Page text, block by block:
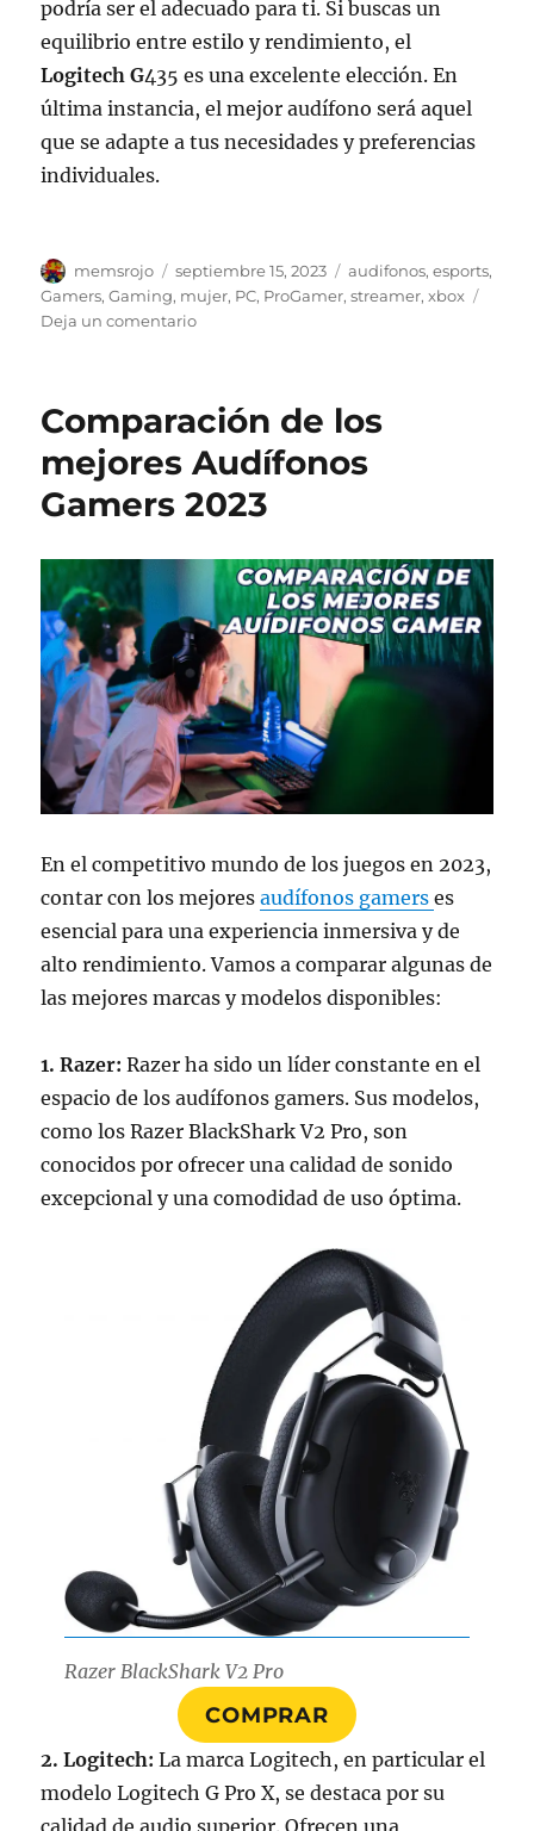
podría ser el adecuado para ti. Si buscas un
equilibrio entre estilo y rendimiento, el
Logitech G435 es una excelente elección. En
última instancia, el mejor audífono será aquel
que se adapte a tus necesidades y preferencias
individuales.
Autor
memsrojo
Publicado
el
septiembre 15, 2023 Etiquetas
audifonos,esports,
Gamers,Gaming, mujer, PC, ProGamer,streamer,xbox
Deja un comentarioen
para
mujeres
Comparación de los
mejores Audífonos
Gamers 2023
En el competitivo mundo de los juegos en 2023,
contar con los mejoresaudífonos gamerses
esencial para una experiencia inmersiva y de
alto rendimiento. Vamos a comparar algunas de
las mejores marcas y modelos disponibles:
1. Razer: Razer ha sido un líder constante en el
espacio de los audífonos gamers. Sus modelos,
como los Razer BlackShark V2 Pro, son
conocidos por ofrecer una calidad de sonido
excepcional y una comodidad de uso óptima.
Razer BlackShark V2 Pro
COMPRAR
2. Logitech: La marca Logitech, en particular el
modelo Logitech G Pro X, se destaca por su